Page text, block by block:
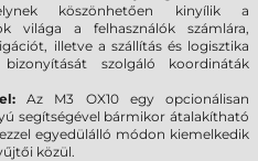
köszönhetően kinyílik a
világa a felhasználók számlára,
illetve a szállítás és logisztika
szolgáló koordináták
Az M3 OX10 egy opcionálisan
segítségével bármikor átalakítható
egyedülálló módon kiemelkedik
közül.